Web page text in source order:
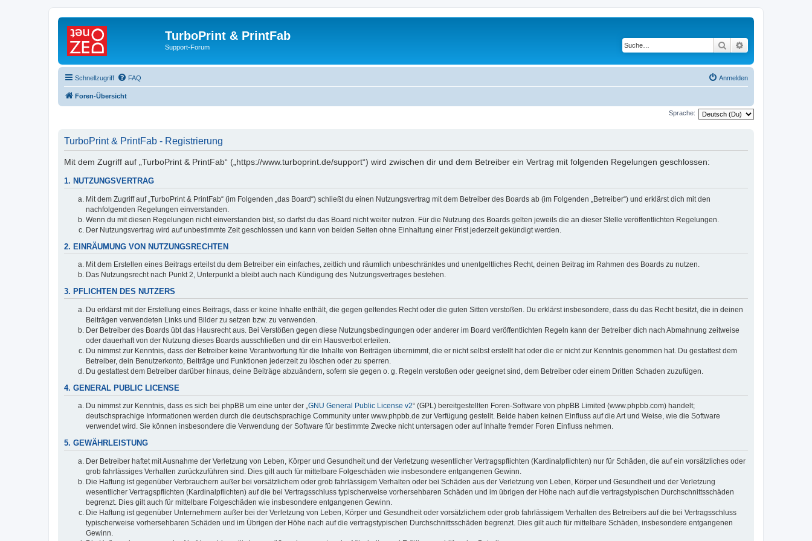
TurboPrint & PrintFab
Support-Forum Suche
Schnellzugriff FAQ Anmelden
Foren-Übersicht
Sprache:
TurboPrint & PrintFab - Registrierung
Mit dem Zugriff auf „TurboPrint & PrintFab“ („https://www.turboprint.de/support“) wird zwischen dir und dem Betreiber ein Vertrag mit folgenden Regelungen geschlossen:
1. NUTZUNGSVERTRAG
Mit dem Zugriff auf „TurboPrint & PrintFab“ (im Folgenden „das Board“) schließt du einen Nutzungsvertrag mit dem Betreiber des Boards ab (im Folgenden „Betreiber“) und erklärst dich mit den
nachfolgenden Regelungen einverstanden.
Wenn du mit diesen Regelungen nicht einverstanden bist, so darfst du das Board nicht weiter nutzen. Für die Nutzung des Boards gelten jeweils die an dieser Stelle veröffentlichten Regelungen.
Der Nutzungsvertrag wird auf unbestimmte Zeit geschlossen und kann von beiden Seiten ohne Einhaltung einer Frist jederzeit gekündigt werden.
2. EINRÄUMUNG VON NUTZUNGSRECHTEN
Mit dem Erstellen eines Beitrags erteilst du dem Betreiber ein einfaches, zeitlich und räumlich unbeschränktes und unentgeltliches Recht, deinen Beitrag im Rahmen des Boards zu nutzen.
Das Nutzungsrecht nach Punkt 2, Unterpunkt a bleibt auch nach Kündigung des Nutzungsvertrages bestehen.
3. PFLICHTEN DES NUTZERS
Du erklärst mit der Erstellung eines Beitrags, dass er keine Inhalte enthält, die gegen geltendes Recht oder die guten Sitten verstoßen. Du erklärst insbesondere, dass du das Recht besitzt, die in deinen
Beiträgen verwendeten Links und Bilder zu setzen bzw. zu verwenden.
Der Betreiber des Boards übt das Hausrecht aus. Bei Verstößen gegen diese Nutzungsbedingungen oder anderer im Board veröffentlichten Regeln kann der Betreiber dich nach Abmahnung zeitweise
oder dauerhaft von der Nutzung dieses Boards ausschließen und dir ein Hausverbot erteilen.
Du nimmst zur Kenntnis, dass der Betreiber keine Verantwortung für die Inhalte von Beiträgen übernimmt, die er nicht selbst erstellt hat oder die er nicht zur Kenntnis genommen hat. Du gestattest dem
Betreiber, dein Benutzerkonto, Beiträge und Funktionen jederzeit zu löschen oder zu sperren.
Du gestattest dem Betreiber darüber hinaus, deine Beiträge abzuändern, sofern sie gegen o. g. Regeln verstoßen oder geeignet sind, dem Betreiber oder einem Dritten Schaden zuzufügen.
4. GENERAL PUBLIC LICENSE
Du nimmst zur Kenntnis, dass es sich bei phpBB um eine unter der „GNU General Public License v2“ (GPL) bereitgestellten Foren-Software von phpBB Limited (www.phpbb.com) handelt;
deutschsprachige Informationen werden durch die deutschsprachige Community unter www.phpbb.de zur Verfügung gestellt. Beide haben keinen Einfluss auf die Art und Weise, wie die Software
verwendet wird. Sie können insbesondere die Verwendung der Software für bestimmte Zwecke nicht untersagen oder auf Inhalte fremder Foren Einfluss nehmen.
5. GEWÄHRLEISTUNG
Der Betreiber haftet mit Ausnahme der Verletzung von Leben, Körper und Gesundheit und der Verletzung wesentlicher Vertragspflichten (Kardinalpflichten) nur für Schäden, die auf ein vorsätzliches oder
grob fahrlässiges Verhalten zurückzuführen sind. Dies gilt auch für mittelbare Folgeschäden wie insbesondere entgangenen Gewinn.
Die Haftung ist gegenüber Verbrauchern außer bei vorsätzlichem oder grob fahrlässigem Verhalten oder bei Schäden aus der Verletzung von Leben, Körper und Gesundheit und der Verletzung
wesentlicher Vertragspflichten (Kardinalpflichten) auf die bei Vertragsschluss typischerweise vorhersehbaren Schäden und im übrigen der Höhe nach auf die vertragstypischen Durchschnittsschäden
begrenzt. Dies gilt auch für mittelbare Folgeschäden wie insbesondere entgangenen Gewinn.
Die Haftung ist gegenüber Unternehmern außer bei der Verletzung von Leben, Körper und Gesundheit oder vorsätzlichem oder grob fahrlässigem Verhalten des Betreibers auf die bei Vertragsschluss
typischerweise vorhersehbaren Schäden und im Übrigen der Höhe nach auf die vertragstypischen Durchschnittsschäden begrenzt. Dies gilt auch für mittelbare Schäden, insbesondere entgangenen
Gewinn.